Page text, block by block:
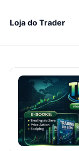
Loja do Trader